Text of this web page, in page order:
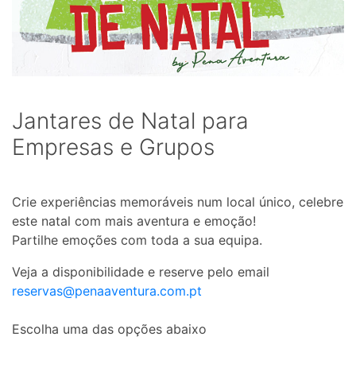
Jantares de Natal para
Empresas e Grupos
Crie experiências memoráveis num local único, celebre
este natal com mais aventura e emoção!
Partilhe emoções com toda a sua equipa.
Veja a disponibilidade e reserve pelo email
reservas@penaaventura.com.pt
Escolha uma das opções abaixo